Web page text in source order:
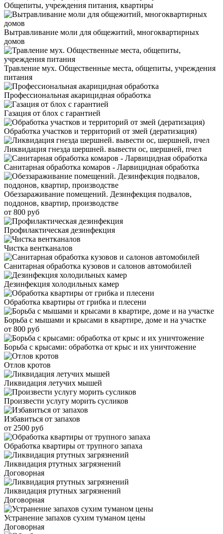
Общепиты, учреждения питания, квартиры
Вытравливание моли для общежитий, многоквартирных
домов
Травление мух. Общественные места, общепиты, учреждения
питания
Профессиональная акарицидная обработка
Газация от блох с гарантией
Обработка участков и территорий от змей (дератизация)
Ликвидация гнезда шершней. вывести ос, шершней, пчел
Санитарная обработка комаров - Ларвицидная обработка
Обеззараживание помещений. Дезинфекция подвалов,
поддонов, квартир, производстве
от 800 руб
Профилактическая дезинфекция
Чистка вентканалов
Санитарная обработка кузовов и салонов автомобилей
Дезинфекция холодильных камер
Обработка квартиры от грибка и плесени
Борьба с мышами и крысами в квартире, доме и на участке
от 800 руб
Борьба с крысами: обработка от крыс и их уничтожение
Отлов кротов
Ликвидация летучих мышей
Произвести услугу морить сусликов
Избавиться от запахов
от 2500 руб
Обработка квартиры от трупного запаха
Ликвидация ртутных загрязнений
Договорная
Ликвидация ртутных загрязнений
Договорная
Устранение запахов сухим туманом цены
Договорная